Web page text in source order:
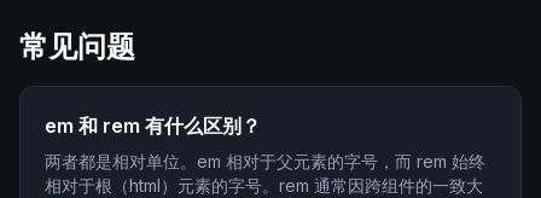
常见问题
em 和 rem 有什么区别？
两者都是相对单位。em 相对于父元素的字号，而 rem 始终
相对于根（html）元素的字号。rem 通常因跨组件的一致大